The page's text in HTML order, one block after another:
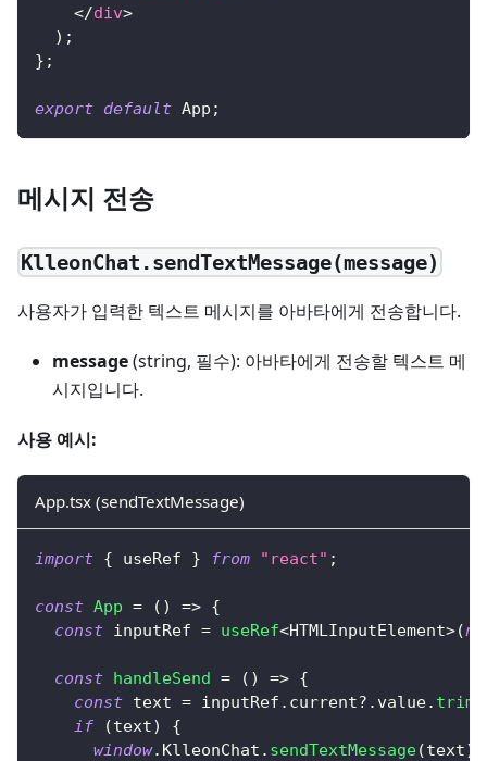
</div>
) ;
} ;
export default App ;
메시지 전송
KlleonChat.sendTextMessage(message)
사용자가 입력한 텍스트 메시지를 아바타에게 전송합니다.
message(string, 필수): 아바타에게 전송할 텍스트 메
시지입니다.
사용 예시:
App.tsx (sendTextMessage)
import { useRef } from "react" ;
const App = ( ) => {
const inputRef = useRef<HTMLInputElement>(
const handleSend = ( ) => {
const text = inputRef . current?. value. trim
if
(text)
{
window. KlleonChat . sendTextMessage(text)